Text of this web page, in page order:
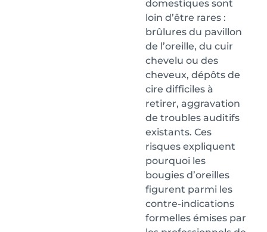
domestiques sont
loin d’être rares :
brûlures du pavillon
de l’oreille, du cuir
chevelu ou des
cheveux, dépôts de
cire difficiles à
retirer, aggravation
de troubles auditifs
existants. Ces
risques expliquent
pourquoi les
bougies d’oreilles
figurent parmi les
contre-indications
formelles émises par